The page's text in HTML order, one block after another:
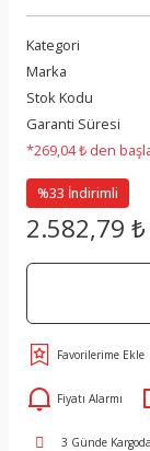
Kategori
Marka
Stok Kodu
Garanti Süresi
*269,04 ₺ den
%33 İndirimli
2.582,79 ₺
Fiyatı Alarmı
3 Günde Kargoda